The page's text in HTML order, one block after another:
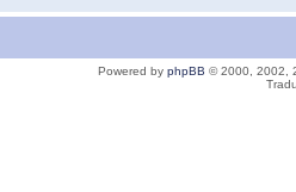
Powered by phpBB © 2000, 2002,